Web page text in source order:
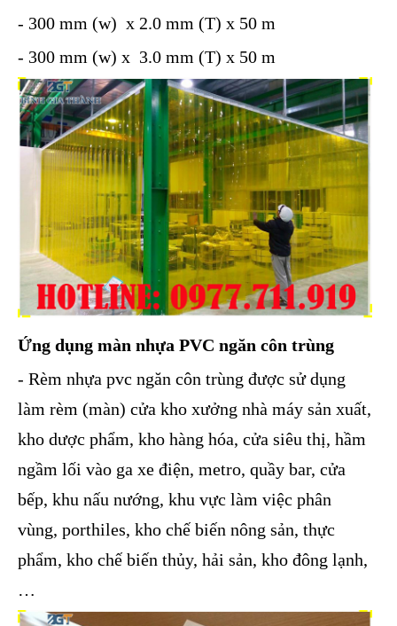
- 300 mm (w) x 2.0 mm (T) x 50 m
- 300 mm (w) x 3.0 mm (T) x 50 m
Ứng dụng màn nhựa PVC ngăn côn trùng
- Rèm nhựa pvc ngăn côn trùng được sử dụng
làm rèm (màn) cửa kho xưởng nhà máy sản xuất,
kho dược phẩm, kho hàng hóa, cửa siêu thị, hầm
ngầm lối vào ga xe điện, metro, quầy bar, cửa
bếp, khu nấu nướng, khu vực làm việc phân
vùng, porthiles, kho chế biến nông sản, thực
phẩm, kho chế biến thủy, hải sản, kho đông lạnh,
…